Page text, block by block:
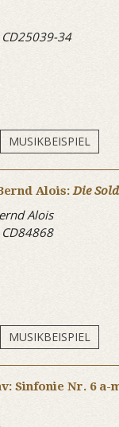
34
MUSIKBEISPIEL
Alois:Die
Alois
MUSIKBEISPIEL
Sinfonie Nr. 6 a-